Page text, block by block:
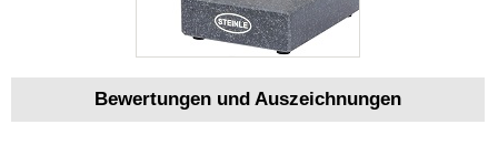
Bewertungen und Auszeichnungen